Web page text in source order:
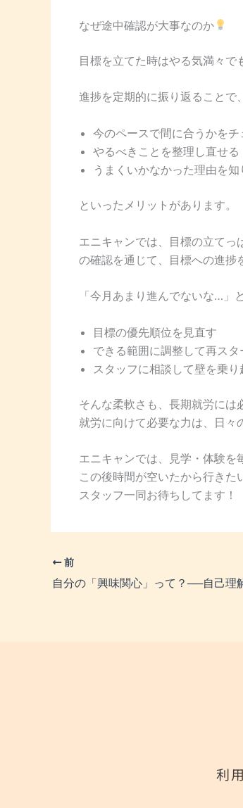
なぜ途中確認が大事なのか
目標を立てた時はやる気満々で
進捗を定期的に振り返ることで、
今のペースで間に合うかをチ
やるべきことを整理し直せる
うまくいかなかった理由を知
といったメリットがあります。
エニキャンでは、目標の立てっ
の確認を通じて、目標への進捗
「今月あまり進んでないな…」
目標の優先順位を見直す
できる範囲に調整して再スタ
スタッフに相談して壁を乗り
そんな柔軟さも、長期就労には
就労に向けて必要な力は、日々
エニキャンでは、見学・体験を
この後時間が空いたから行き
スタッフ一同お待ちしてます！
前
自分の「興味関心」って？──自己理
利